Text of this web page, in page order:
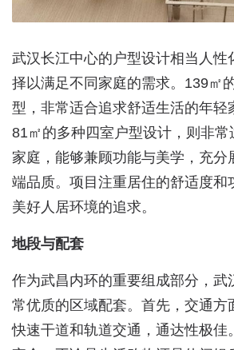
武汉长江中心的户型设计相当人性
择以满足不同家庭的需求。139㎡
型，非常适合追求舒适生活的年轻
81㎡的多种四室户型设计，则非常
家庭，能够兼顾功能与美学，充分
端品质。项目注重居住的舒适度和
美好人居环境的追求。
地段与配套
作为武昌内环的重要组成部分，武
常优质的区域配套。首先，交通方
快速干道和轨道交通，通达性极佳